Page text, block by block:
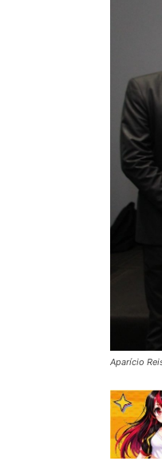
Aparício